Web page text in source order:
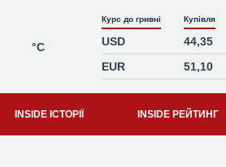
°C
Курс до гривні Купівля
USD 44,35
EUR
51,10
INSIDE ІСТОРІЇ INSIDE РЕЙТИНГ